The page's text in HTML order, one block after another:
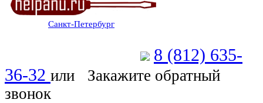
Санкт-Петербург
8 (812) 635-
36-32 или
Закажите обратный
звонок